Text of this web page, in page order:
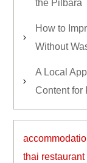
the Pilbara
How to
Without
A Local
Content for
thai restaurant